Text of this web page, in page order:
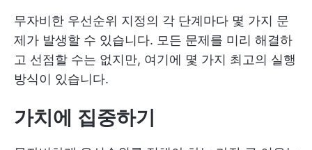
무자비한 우선순위 지정의 각 단계마다 몇 가지 문
제가 발생할 수 있습니다. 모든 문제를 미리 해결하
고 선점할 수는 없지만, 여기에 몇 가지 최고의 실행
방식이 있습니다.
가치에 집중하기